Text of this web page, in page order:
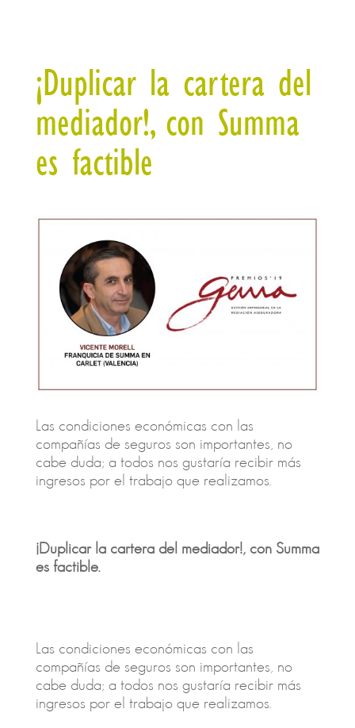
¡Duplicar la cartera del
mediador!, con Summa
es factible
Las condiciones económicas con las
compañías de seguros son importantes, no
cabe duda; a todos nos gustaría recibir más
ingresos por el trabajo que realizamos.
¡Duplicar la cartera del mediador!, con Summa
es factible.
Las condiciones económicas con las
compañías de seguros son importantes, no
cabe duda; a todos nos gustaría recibir más
ingresos por el trabajo que realizamos.